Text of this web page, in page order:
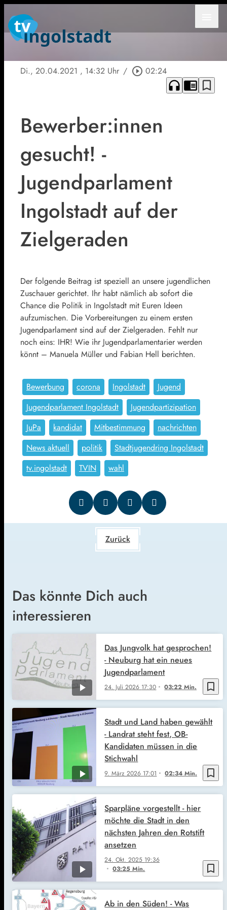
Di., 20.04.2021 , 14:32 Uhr / play_circle_outline 02:24
headphones chrome_reader_mode bookmark_border
Bewerber:innen
gesucht! -
Jugendparlament
Ingolstadt auf der
Zielgeraden
Der folgende Beitrag ist speziell an unsere jugendlichen
Zuschauer gerichtet. Ihr habt nämlich ab sofort die
Chance die Politik in Ingolstadt mit Euren Ideen
aufzumischen. Die Vorbereitungen zu einem ersten
Jugendparlament sind auf der Zielgeraden. Fehlt nur
noch eins: IHR! Wie ihr Jugendparlamentarier werden
könnt – Manuela Müller und Fabian Hell berichten.
Bewerbung corona Ingolstadt
Jugend
Jugendparlament Ingolstadt
Jugendpartizipation
JuPa
kandidat Mitbestimmung
nachrichten
News aktuell
politik
Stadtjugendring Ingolstadt
tv.ingolstadt
TVIN wahl
Zurück
Das könnte Dich auch
interessieren
bookmark_border
24. Juli 2026 17:30 03:22 Min.
Das Jungvolk hat gesprochen!
- Neuburg hat ein neues
Jugendparlament
bookmark_border
9. März 2026 17:01 02:34 Min.
Stadt und Land haben gewählt
- Landrat steht fest, OB-
Kandidaten müssen in die
Stichwahl
bookmark_border
24. Okt. 2025 19:36
03:25 Min.
Sparpläne vorgestellt - hier
möchte die Stadt in den
nächsten Jahren den Rotstift
ansetzen
Ab in den Süden! - Was